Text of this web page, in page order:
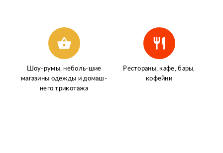
shopping_basket
Шоу-румы, неболь- шие
магазины одежды и домаш-
него трикотажа
restaurant
Рестораны, кафе,бары,
кофейни